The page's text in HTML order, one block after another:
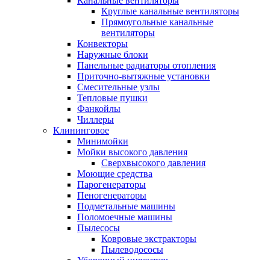
Круглые канальные вентиляторы
Прямоугольные канальные
вентиляторы
Конвекторы
Наружные блоки
Панельные радиаторы отопления
Приточно-вытяжные установки
Смесительные узлы
Тепловые пушки
Фанкойлы
Чиллеры
Клининговое
Минимойки
Мойки высокого давления
Сверхвысокого давления
Моющие средства
Парогенераторы
Пеногенераторы
Подметальные машины
Поломоечные машины
Пылесосы
Ковровые экстракторы
Пылеводососы